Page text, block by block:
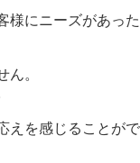
様にニーズがあった
ん。
えを感じることがで